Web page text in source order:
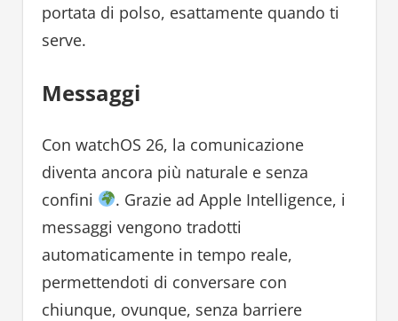
portata di polso, esattamente quando ti
serve.
Messaggi
Con watchOS 26, la comunicazione
diventa ancora più naturale e senza
confini
. Grazie ad Apple Intelligence, i
messaggi vengono tradotti
automaticamente in tempo reale,
permettendoti di conversare con
chiunque, ovunque, senza barriere